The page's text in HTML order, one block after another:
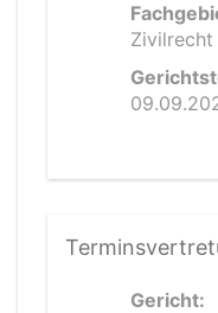
Zivilrecht
Gericht: